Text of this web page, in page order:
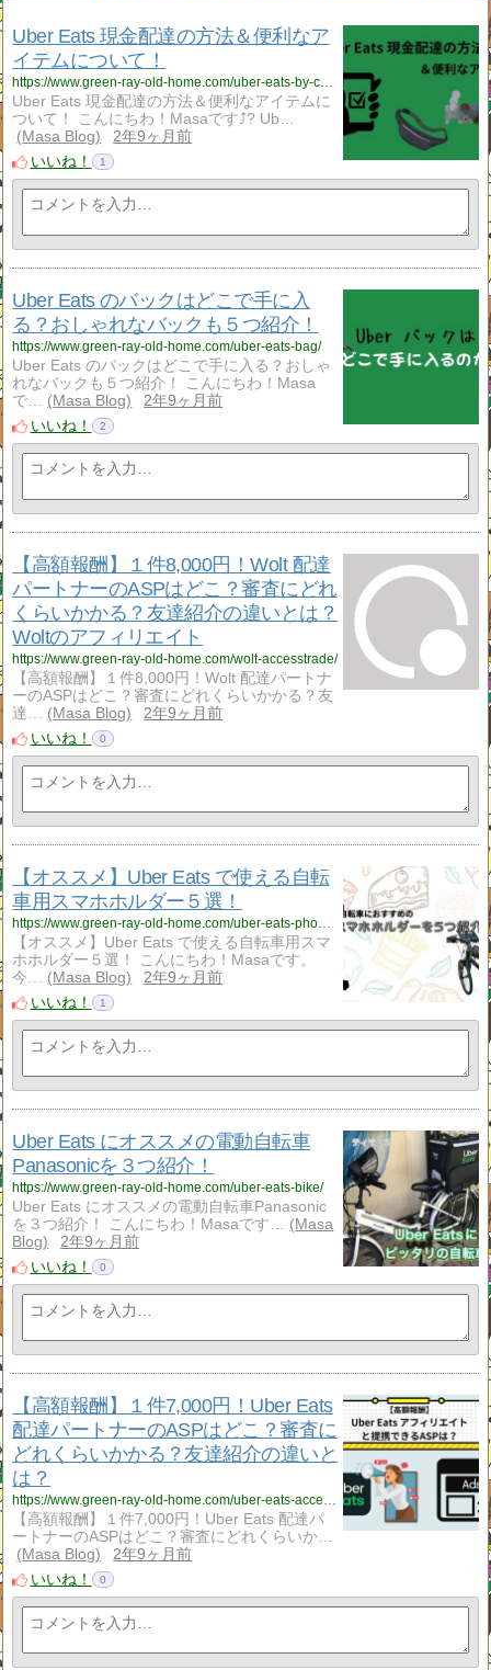
Uber Eats 現金配達の方法＆便利なア
イテムについて！
Uber Eats 現金配達の方法＆便利なアイテムに
ついて！ こんにちわ！Masaです⤴︎? Ub…
Masa Blog
2年9ヶ月前
いいね！
1
Uber Eats のバックはどこで手に入
る？おしゃれなバックも５つ紹介！
https://www.green-ray-old-home.com/uber-eats-bag/
Uber Eats のバックはどこで手に入る？おしゃ
れなバックも５つ紹介！ こんにちわ！Masa
で…
Masa Blog
2年9ヶ月前
いいね！
2
【高額報酬】１件8,000円！Wolt 配達
パートナーのASPはどこ？審査にどれ
くらいかかる？友達紹介の違いとは？
Woltのアフィリエイト
https://www.green-ray-old-home.com/wolt-accesstrade/
【高額報酬】１件8,000円！Wolt 配達パートナ
ーのASPはどこ？審査にどれくらいかかる？友
達…
Masa Blog
2年9ヶ月前
いいね！
0
【オススメ】Uber Eats で使える自転
車用スマホホルダー５選！
【オススメ】Uber Eats で使える自転車用スマ
ホホルダー５選！ こんにちわ！Masaです。
今…
Masa Blog
2年9ヶ月前
いいね！
1
Uber Eats にオススメの電動自転車
Panasonicを３つ紹介！
https://www.green-ray-old-home.com/uber-eats-bike/
Uber Eats にオススメの電動自転車Panasonic
を３つ紹介！ こんにちわ！Masaです…
Masa
Blog
2年9ヶ月前
いいね！
0
【高額報酬】１件7,000円！Uber Eats
配達パートナーのASPはどこ？審査に
どれくらいかかる？友達紹介の違いと
は？
https://www.green-ray-old-home.com/uber-eats-accesstrade/
【高額報酬】１件7,000円！Uber Eats 配達パ
ートナーのASPはどこ？審査にどれくらいか…
Masa Blog
2年9ヶ月前
いいね！
0